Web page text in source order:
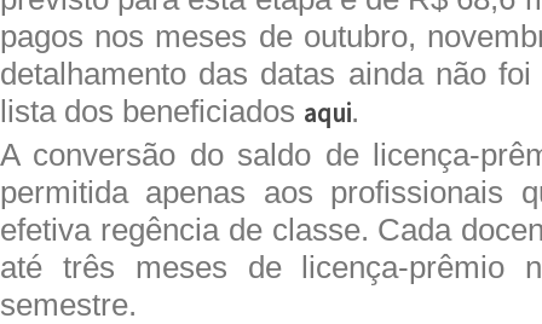
pagos nos meses de outubro,
detalhamento das datas ainda não
lista dos beneficiados aqui.
A conversão do saldo de licença-
permitida apenas aos profissionais
efetiva regência de classe. Cada
até três meses de licença-prêmio
semestre.